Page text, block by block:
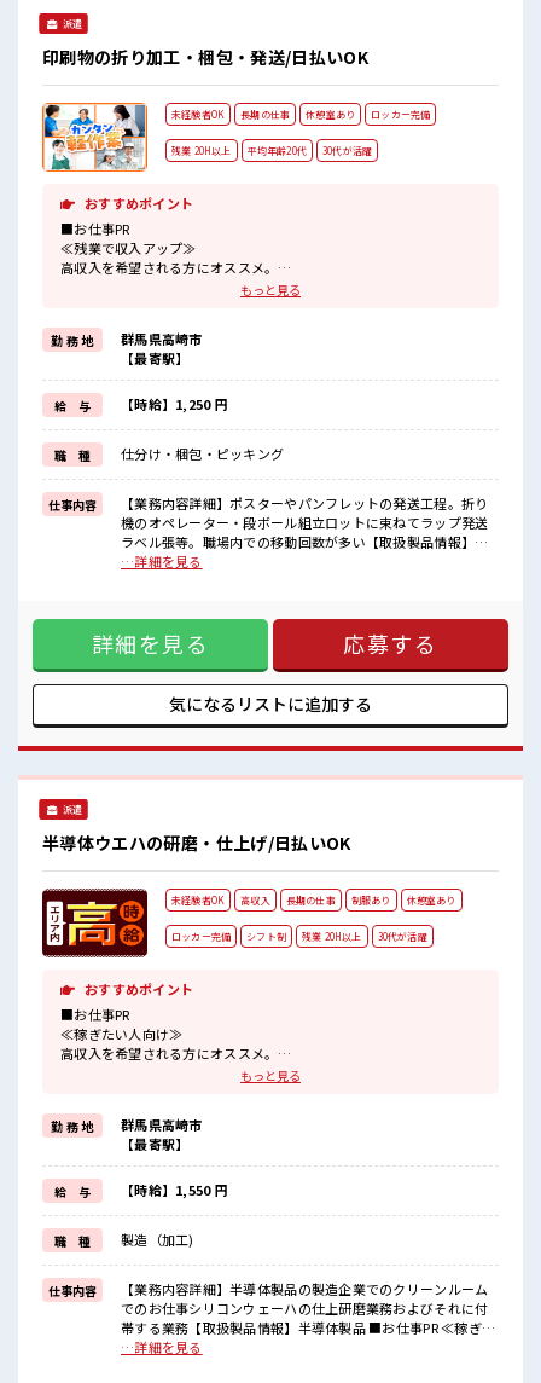
派遣
印刷物の折り加工・梱包・発送/日払いOK
未経験者OK 長期の仕事 休憩室あり ロッカー完備
残業 20H以上 平均年齢20代 30代が活躍
おすすめポイント
■お仕事PR
≪残業で収入アップ≫
高収入を希望される方にオススメ。
残業は月20時間以上あります♪
新しいことにチャレンジするのは不安だけど、
しっかり働く環境が整っています！
イチからスキルUP・ステップUP目指していきましょう！
≪収入アップを目指せる≫
高時給だらけの派遣のお仕事です！
■職場の雰囲気
≪20代の方が多数活躍中の職場≫
一息つける休憩スペースもあります！
職場にはロッカー完備！
私物の置きすぎには注意が必要ですね★
残業多め！
稼ぎたい方は必見！
もっと見る
勤 務 地
群馬県高崎市
【最寄駅】
給 与 【時給】1,250 円
職 種 仕分け・梱包・ピッキング
仕事内容
【業務内容詳細】ポスターやパンフレットの発送工程。折り
機のオペレーター・段ボール組立ロットに束ねてラップ発送
ラベル張等。職場内での移動回数が多い【取扱製品情報】印
刷物 ■お仕事PR ≪残業で収入アップ≫ 高収入を希望される方
っかり働く環境が整っています！ イチからスキルUP・ステッ
プUP目指していきましょう！ ≪収入アップを目指せる≫ 高時
給だらけの派遣のお仕事です！ ■職場の雰囲気 ≪20代の方が
多数活躍中の職場≫ 一息つける休憩スペースもあります！ 職
場にはロッカー完備！ 私物の置きすぎには注意が必要ですね
★ 残業多め！ 稼ぎたい方は必見！
…詳細を見る
詳細を見る 応募する
気になるリストに追加する
派遣
半導体ウエハの研磨・仕上げ/日払いOK
未経験者OK 高収入 長期の仕事 制服あり 休憩室あり
ロッカー完備 シフト制 残業 20H以上 30代が活躍
おすすめポイント
■お仕事PR
≪稼ぎたい人向け≫
高収入を希望される方にオススメ。
残業は月20時間以上あります♪
制服があるので、
毎日の服装の悩み解消♪
≪初めての仕事だけど自分にもできそう≫
新しいことにチャレンジするのは不安だけど、
しっかり働く環境が整っています！
イチからスキルUP・ステップUP目指していきましょう！
≪自分に合った期間で働ける≫
福利厚生が整った派遣のお仕事です！
■職場の雰囲気
休憩室で自分タイム！
のんびりスマホチェック♪
持ち物が多いあなたにもぴったり☆
もっと見る
勤 務 地
群馬県高崎市
【最寄駅】
給 与 【時給】1,550 円
職 種 製造（加工)
仕事内容
【業務内容詳細】半導体製品の製造企業でのクリーンルーム
でのお仕事シリコンウェーハの仕上研磨業務およびそれに付
帯する業務【取扱製品情報】半導体製品 ■お仕事PR ≪稼ぎた
い人向け≫ 高収入を希望される方にオススメ。 残業は月20時
…詳細を見る